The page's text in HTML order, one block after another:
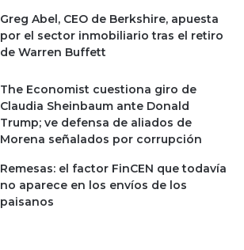
Greg Abel, CEO de Berkshire, apuesta
por el sector inmobiliario tras el retiro
de Warren Buffett
The Economist cuestiona giro de
Claudia Sheinbaum ante Donald
Trump; ve defensa de aliados de
Morena señalados por corrupción
Remesas: el factor FinCEN que todavía
no aparece en los envíos de los
paisanos